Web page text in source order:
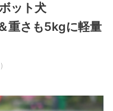
ット犬
重さも5kgに軽量